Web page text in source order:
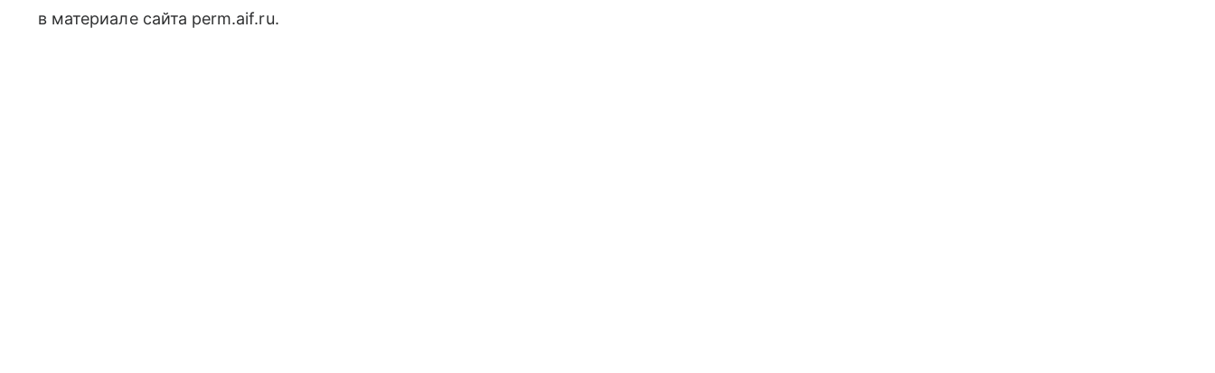
в материале сайта perm.aif.ru.